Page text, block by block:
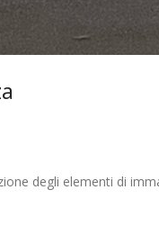
degli elementi di